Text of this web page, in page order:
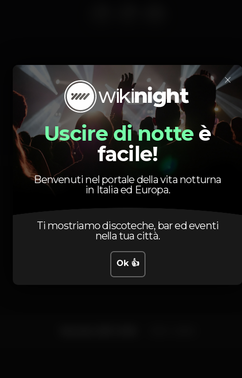
3 sessões
Dia 23 ás 21h30
Dia 24 ás 21h30
Dia 25 ás 16h30
Comédia Teatro
Orario
×
Uscire di notte è
facile!
Benvenuti nel portale della vita notturna
in Italia ed Europa.
Ti mostriamo discoteche, bar ed eventi
nella tua città.
Ok 👍